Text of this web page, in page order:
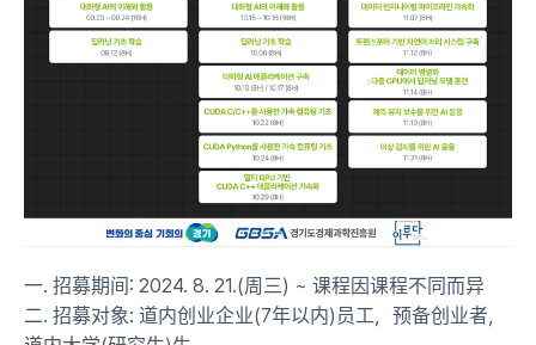
一. 招募期间: 2024. 8. 21.(周三) ~ 课程因课程不同而异
二. 招募对象: 道内创业企业(7年以内)员工，预备创业者，